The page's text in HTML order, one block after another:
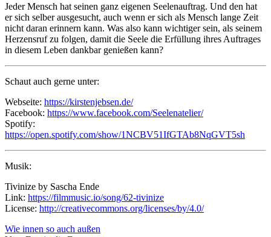
Jeder Mensch hat seinen ganz eigenen Seelenauftrag. Und den hat
er sich selber ausgesucht, auch wenn er sich als Mensch lange Zeit
nicht daran erinnern kann. Was also kann wichtiger sein, als seinem
Herzensruf zu folgen, damit die Seele die Erfüllung ihres Auftrages
in diesem Leben dankbar genießen kann?
Schaut auch gerne unter:
Webseite: https://kirstenjebsen.de/
Facebook: https://www.facebook.com/Seelenatelier/
Spotify:
https://open.spotify.com/show/1NCBV51IfGTAb8NqGVT5sh
Musik:
Tivinize by Sascha Ende
Link: https://filmmusic.io/song/62-tivinize
License: http://creativecommons.org/licenses/by/4.0/
Beitragsnavigation
Wie innen so auch außen